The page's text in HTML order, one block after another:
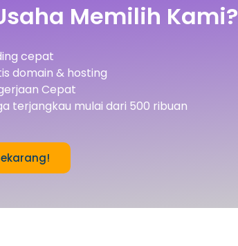
Memilih Kami?
cepat
domain & hosting
Cepat
terjangkau mulai dari 500 ribuan